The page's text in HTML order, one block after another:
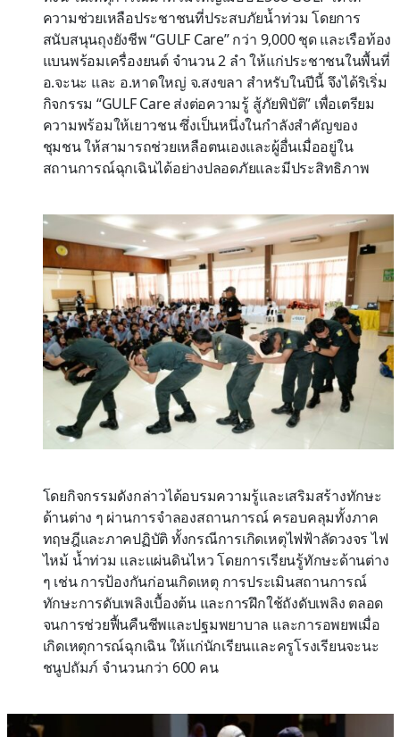
ความช่วยเหลือประชาชนที่ประสบภัยน้ำท่วม โดยการ
สนับสนุนถุงยังชีพ “GULF Care” กว่า 9,000 ชุด และเรือท้อง
แบนพร้อมเครื่องยนต์ จำนวน 2 ลำ ให้แก่ประชาชนในพื้นที่
อ.จะนะ และ อ.หาดใหญ่ จ.สงขลา สำหรับในปีนี้ จึงได้ริเริ่ม
กิจกรรม “GULF Care ส่งต่อความรู้ สู้ภัยพิบัติ” เพื่อเตรียม
ความพร้อมให้เยาวชน ซึ่งเป็นหนึ่งในกำลังสำคัญของ
ชุมชน ให้สามารถช่วยเหลือตนเองและผู้อื่นเมื่ออยู่ใน
สถานการณ์ฉุกเฉินได้อย่างปลอดภัยและมีประสิทธิภาพ
โดยกิจกรรมดังกล่าวได้อบรมความรู้และเสริมสร้างทักษะ
ด้านต่าง ๆ ผ่านการจำลองสถานการณ์ ครอบคลุมทั้งภาค
ทฤษฎีและภาคปฏิบัติ ทั้งกรณีการเกิดเหตุไฟฟ้าลัดวงจร ไฟ
ไหม้ น้ำท่วม และแผ่นดินไหว โดยการเรียนรู้ทักษะด้านต่าง
ๆ เช่น การป้องกันก่อนเกิดเหตุ การประเมินสถานการณ์
ทักษะการดับเพลิงเบื้องต้น และการฝึกใช้ถังดับเพลิง ตลอด
จนการช่วยฟื้นคืนชีพและปฐมพยาบาล และการอพยพเมื่อ
เกิดเหตุการณ์ฉุกเฉิน ให้แก่นักเรียนและครูโรงเรียนจะนะ
ชนูปถัมภ์ จำนวนกว่า 600 คน